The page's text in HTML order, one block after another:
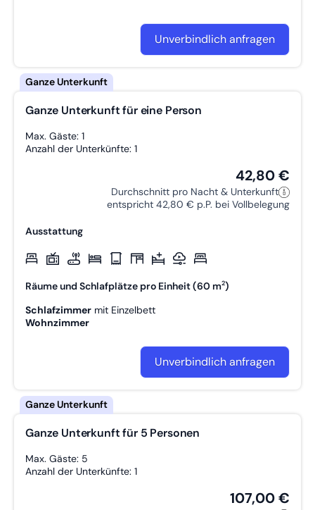
Unverbindlich anfragen
Ganze Unterkunft für eine Person
Max. Gäste: 1
Anzahl der Unterkünfte: 1
42,80 €
Durchschnitt pro Nacht & Unterkunft
entspricht 42,80 € p.P. bei Vollbelegung
Ausstattung
Räume und Schlafplätze pro Einheit (60 m2)
Schlafzimmer mit Einzelbett
Wohnzimmer
Unverbindlich anfragen
Ganze Unterkunft für 5 Personen
Max. Gäste: 5
Anzahl der Unterkünfte: 1
107,00 €